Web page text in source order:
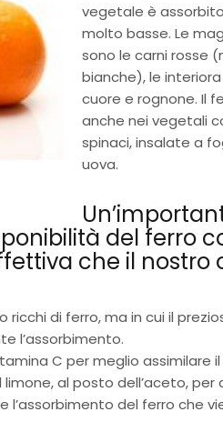
vegetale è
molto basse. Le
sono le carni rosse
bianche), le
cuore e rognone. Il
anche nei vegetali
spinaci, insalate a
uova.
del ferro
che il nostro
di ferro, ma in cui il
l’assorbimento.
C per meglio assimilare
al posto dell’aceto, per
del ferro che